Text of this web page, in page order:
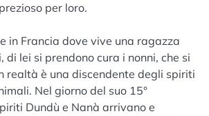
per loro.
in Francia dove vive una ragazza
di lei si prendono cura i nonni, che si
realtà è una discendente degli spiriti
Nel giorno del suo 15°
Dundù e Nanà arrivano e